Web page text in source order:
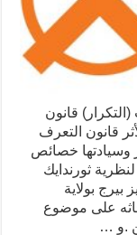
قانون
قانون التعرف
وسيادتها خصائص
لنظرية ثورندايك
بيرج بولاية
تأثير أبحاثه على موضوع
.و …